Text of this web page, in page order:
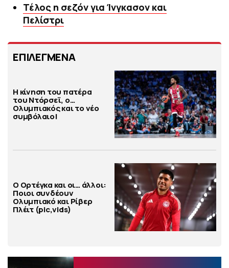
Τέλος η σεζόν για Ίνγκασον και
Πελίστρι
ΕΠΙΛΕΓΜΕΝΑ
Η κίνηση του πατέρα
του Ντόρσεϊ, ο…
Ολυμπιακός και το νέο
συμβόλαιο!
Ο Ορτέγκα και οι… άλλοι:
Ποιοι συνδέουν
Ολυμπιακό και Ρίβερ
Πλέιτ (pic,vids)